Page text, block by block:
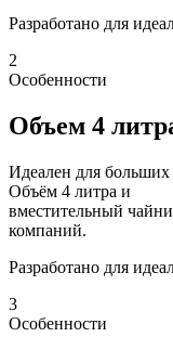
Разработано для
2
Особенности
Объем 4
Идеален для
Объём 4 литра и
вместительный
компаний.
Разработано для
3
Особенности